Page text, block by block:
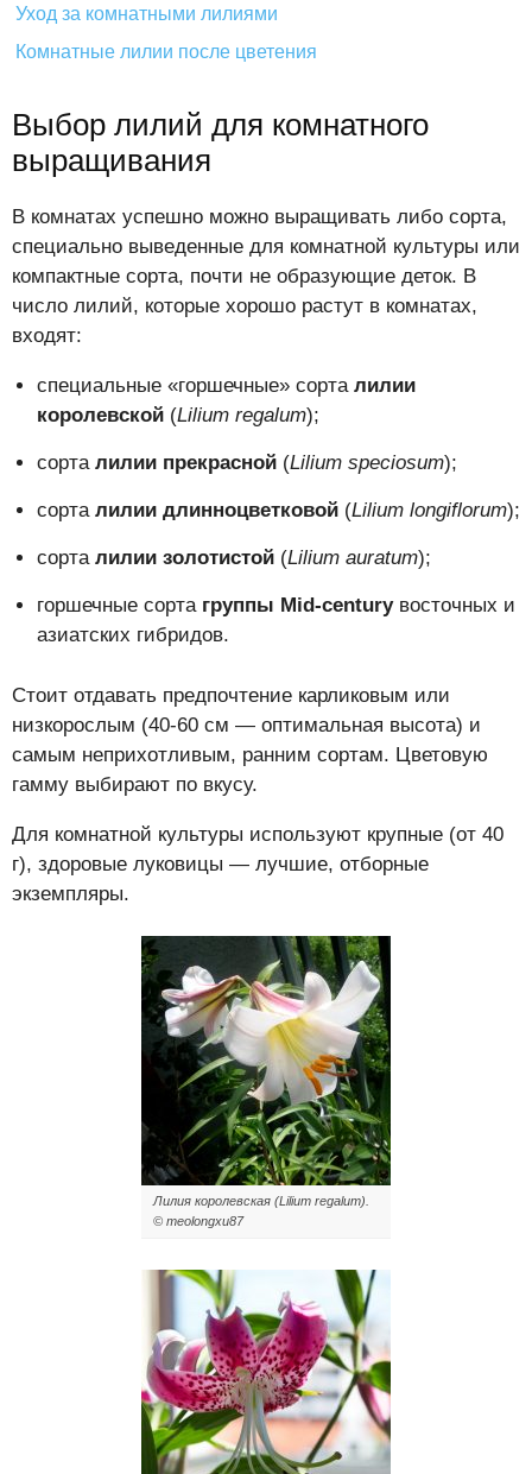
Уход за комнатными лилиями
Комнатные лилии после цветения
Выбор лилий для комнатного
выращивания
В комнатах успешно можно выращивать либо сорта,
специально выведенные для комнатной культуры или
компактные сорта, почти не образующие деток. В
число лилий, которые хорошо растут в комнатах,
входят:
специальные «горшечные» сорта лилии
королевской (Lilium regalum);
сорта лилии прекрасной (Lilium speciosum);
сорта лилии длинноцветковой (Lilium longiflorum);
сорта лилии золотистой (Lilium auratum);
горшечные сорта группы Mid-centuryвосточных и
азиатских гибридов.
Стоит отдавать предпочтение карликовым или
низкорослым (40-60 см — оптимальная высота) и
самым неприхотливым, ранним сортам. Цветовую
гамму выбирают по вкусу.
Для комнатной культуры используют крупные (от 40
г), здоровые луковицы — лучшие, отборные
экземпляры.
Лилия королевская (Lilium regalum).
© meolongxu87